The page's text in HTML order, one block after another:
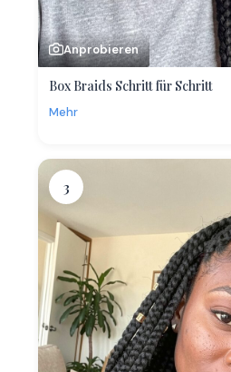
Anprobieren
Box Braids Schritt für Schritt
Mehr
3